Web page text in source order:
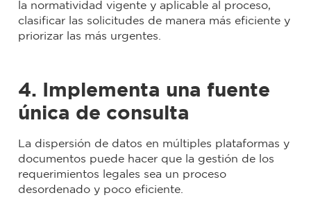
la normatividad vigente y aplicable al proceso,
clasificar las solicitudes de manera más eficiente y
priorizar las más urgentes.
4. Implementa una fuente
única de consulta
La dispersión de datos en múltiples plataformas y
documentos puede hacer que la gestión de los
requerimientos legales sea un proceso
desordenado y poco eficiente.